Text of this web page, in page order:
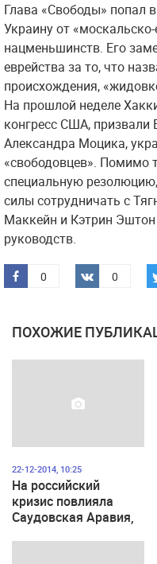
Глава «Свободы» попал
Украину от
нацменьшинств. Его
еврейства за то, что
происхождения,
На прошлой неделе
конгресс США, призвали
Александра Моцика,
«свободовцев». Помимо
специальную резолюцию,
силы сотрудничать с
Маккейн и Кэтрин
руководств.
0 0
ПОХОЖИЕ
22-12-2014, 10:25
На российский
кризис повлияла
Саудовская Аравия,